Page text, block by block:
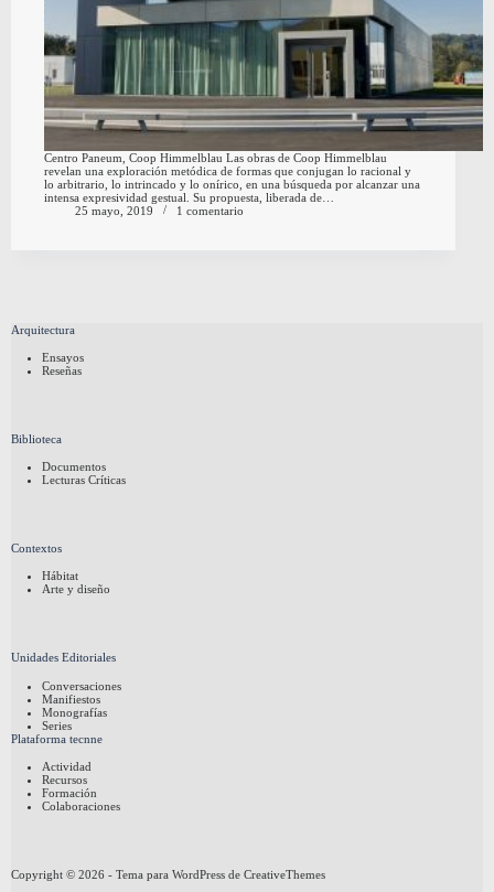
Centro Paneum, Coop Himmelblau Las obras de Coop Himmelblau
revelan una exploración metódica de formas que conjugan lo racional y
lo arbitrario, lo intrincado y lo onírico, en una búsqueda por alcanzar una
intensa expresividad gestual. Su propuesta, liberada de…
25 mayo, 2019
1 comentario
Arquitectura
Ensayos
Reseñas
Biblioteca
Documentos
Lecturas Críticas
Contextos
Hábitat
Arte y diseño
Unidades Editoriales
Conversaciones
Manifiestos
Monografías
Series
Plataforma tecnne
Actividad
Recursos
Formación
Colaboraciones
Copyright © 2026 - Tema para WordPress de CreativeThemes